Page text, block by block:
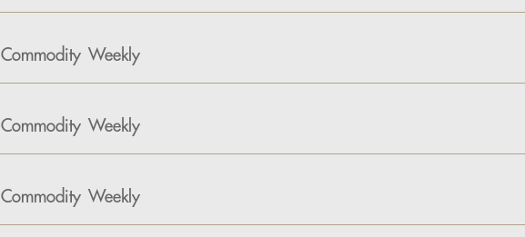
Commodity Weekly
Commodity Weekly
Commodity Weekly